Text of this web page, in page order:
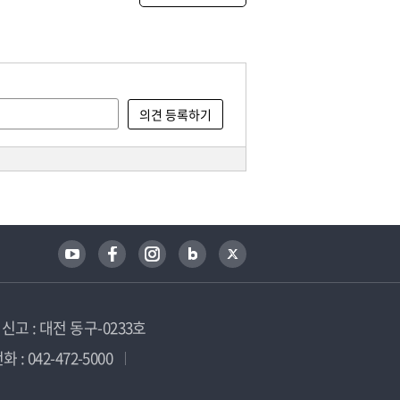
고 : 대전 동구-0233호
: 042-472-5000